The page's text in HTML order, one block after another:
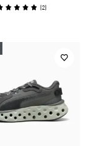
(2)